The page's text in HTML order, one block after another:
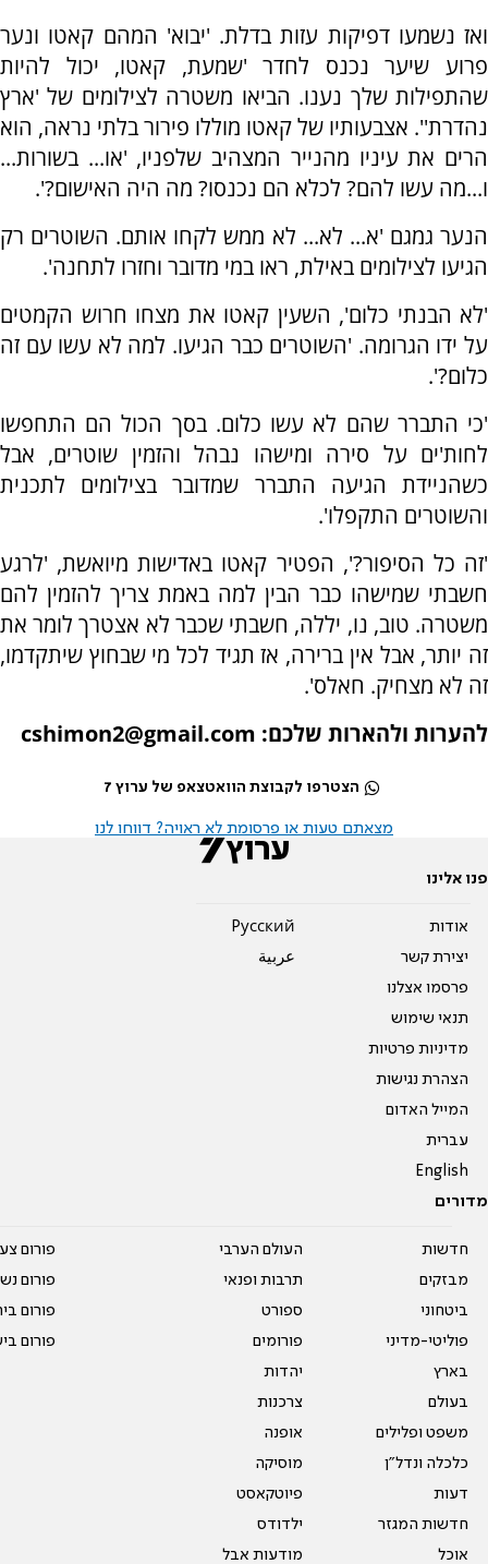
ואז נשמעו דפיקות עזות בדלת. 'יבוא' המהם קאטו ונער
פרוע שיער נכנס לחדר 'שמעת, קאטו, יכול להיות
שהתפילות שלך נענו. הביאו משטרה לצילומים של 'ארץ
נהדרת''. אצבעותיו של קאטו מוללו פירור בלתי נראה, הוא
הרים את עיניו מהנייר המצהיב שלפניו, 'או... בשורות...
ו...מה עשו להם? לכלא הם נכנסו? מה היה האישום?'.
הנער גמגם 'א... לא... לא ממש לקחו אותם. השוטרים רק
הגיעו לצילומים באילת, ראו במי מדובר וחזרו לתחנה'.
'לא הבנתי כלום', השעין קאטו את מצחו חרוש הקמטים
על ידו הגרומה. 'השוטרים כבר הגיעו. למה לא עשו עם זה
כלום?'.
'כי התברר שהם לא עשו כלום. בסך הכול הם התחפשו
לחות'ים על סירה ומישהו נבהל והזמין שוטרים, אבל
כשהניידת הגיעה התברר שמדובר בצילומים לתכנית
והשוטרים התקפלו'.
'זה כל הסיפור?', הפטיר קאטו באדישות מיואשת, 'לרגע
חשבתי שמישהו כבר הבין למה באמת צריך להזמין להם
משטרה. טוב, נו, יללה, חשבתי שכבר לא אצטרך לומר את
זה יותר, אבל אין ברירה, אז תגיד לכל מי שבחוץ שיתקדמו,
זה לא מצחיק. חאלס'.
להערות ולהארות שלכם: cshimon2@gmail.com
הצטרפו לקבוצת הוואטצאפ של ערוץ 7
מצאתם טעות או פרסומת לא ראויה? דווחו לנו
פנו אלינו
אודות
יצירת קשר
פרסמו אצלנו
תנאי שימוש
מדיניות פרטיות
הצהרת נגישות
המייל האדום
עברית
English
Pусский
عربية
מדורים
חדשות
מבזקים
ביטחוני
פוליטי-מדיני
בארץ
בעולם
משפט ופלילים
כלכלה ונדל"ן
דעות
חדשות המגזר
אוכל
העולם הערבי
תרבות ופנאי
ספורט
פורומים
יהדות
צרכנות
אופנה
מוסיקה
פיוטקאסט
ילדודס
מודעות אבל
פורום
פורום
פורום
פורום